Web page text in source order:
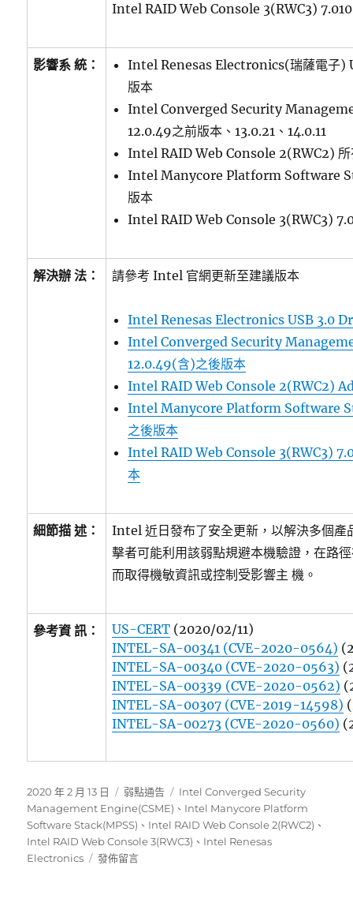
Intel RAID Web Console 3(RWC3)
影響系 統：
Intel Renesas Electronics(瑞薩電子)
版本
Intel Converged Security
12.0.49之前版本、13.0.21、14.0.11
Intel RAID Web Console 2(RWC2) 所
Intel Manycore Platform Software
版本
Intel RAID Web Console 3(RWC3)
解決辦 法： 請參考 Intel 官網更新至建議版本
Intel Renesas Electronics USB 3.0
Intel Converged Security
12.0.49(含)之後版本
Intel RAID Web Console 2(RWC2)
Intel Manycore Platform Software
之後版本
Intel RAID Web Console 3(RWC3)
本
細節描 述：
Intel 近日發布了安全更新，以解決多個產
擊者可能利用該弱點規避本機驗證，在路
而取得機敏資訊或控制受影響主 機。
參考資 訊： US-CERT (2020/02/11)
INTEL-SA-00341 (CVE-2020-0564)
INTEL-SA-00340 (CVE-2020-0563)
INTEL-SA-00339 (CVE-2020-0562)
INTEL-SA-00307 (CVE-2019-14598)
INTEL-SA-00273 (CVE-2020-0560)
發
佈
日
期:
2020 年 2 月 13 日
分
類
弱點通告
標
籤
Intel Converged Security
Management Engine(CSME) 、 Intel Manycore Platform
Software Stack(MPSS) 、 Intel RAID Web Console 2(RWC2) 、
Intel RAID Web Console 3(RWC3) 、 Intel Renesas
Electronics
在
發佈留言